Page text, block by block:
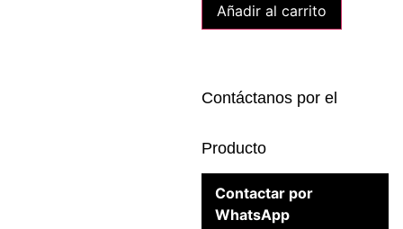
Añadir al carrito
Contáctanos por el
Producto
Contactar por
WhatsApp